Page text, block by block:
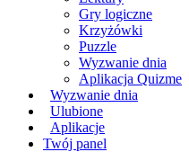
Gry logiczne
Krzyżówki
Puzzle
Wyzwanie dnia
Aplikacja Quizme
Wyzwanie dnia
Ulubione
Aplikacje
Twój panel